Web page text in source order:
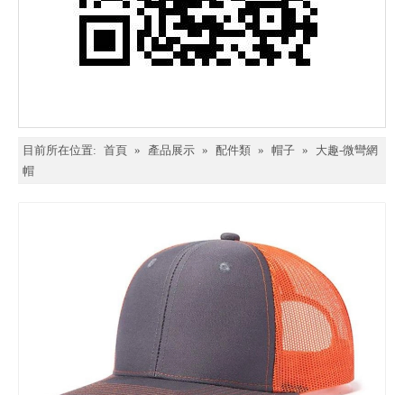
目前所在位置: 首頁 » 產品展示 » 配件類 » 帽子 »
大趣-微彎網
帽